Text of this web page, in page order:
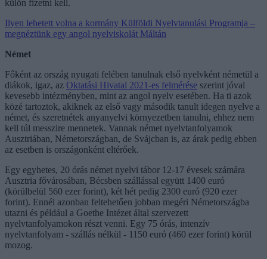
külön fizetni kell.
Ilyen lehetett volna a kormány Külföldi Nyelvtanulási Programja –
megnéztünk egy angol nyelviskolát Máltán
Német
Főként az ország nyugati felében tanulnak első nyelvként németül a
diákok, igaz, az Oktatási Hivatal 2021-es felmérése szerint jóval
kevesebb intézményben, mint az angol nyelv esetében. Ha ti azok
közé tartoztok, akiknek az első vagy második tanult idegen nyelve a
német, és szeretnétek anyanyelvi környezetben tanulni, ehhez nem
kell túl messzire mennetek. Vannak német nyelvtanfolyamok
Ausztriában, Németországban, de Svájcban is, az árak pedig ebben
az esetben is országonként eltérőek.
Egy egyhetes, 20 órás német nyelvi tábor 12-17 évesek számára
Ausztria fővárosában, Bécsben szállással együtt 1400 euró
(körülbelül 560 ezer forint), két hét pedig 2300 euró (920 ezer
forint). Ennél azonban feltehetően jobban megéri Németországba
utazni és például a Goethe Intézet által szervezett
nyelvtanfolyamokon részt venni. Egy 75 órás, intenzív
nyelvtanfolyam - szállás nélkül - 1150 euró (460 ezer forint) körül
mozog.